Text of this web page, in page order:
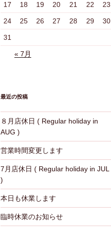
17 18 19 20 21 22 23
24 25 26 27 28 29 30
31
« 7月
最近の投稿
８月店休日 ( Regular holiday in
AUG )
営業時間変更します
7月店休日 ( Regular holiday in JUL
)
本日も休業します
臨時休業のお知らせ